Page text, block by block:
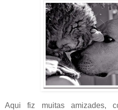
Aqui fiz muitas amizades,